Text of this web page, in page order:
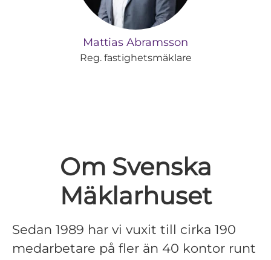
Mattias Abramsson
Reg. fastighetsmäklare
Om Svenska
Mäklarhuset
Sedan 1989 har vi vuxit till cirka 190
medarbetare på fler än 40 kontor runt